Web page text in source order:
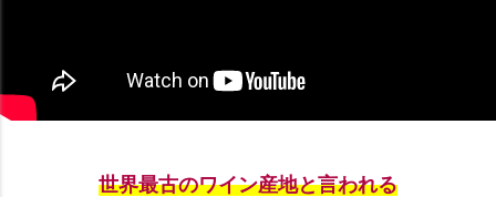
世界最古のワイン産地と言われる